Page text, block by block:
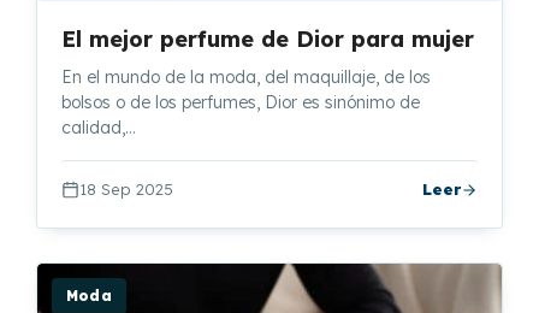
El mejor perfume de Dior para mujer
En el mundo de la moda, del maquillaje, de los
bolsos o de los perfumes, Dior es sinónimo de
calidad,…
18 Sep 2025 Leer
Moda